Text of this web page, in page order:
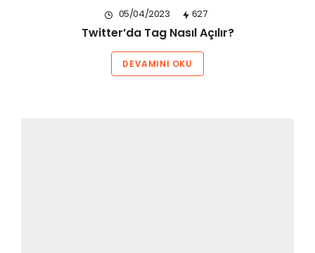
05/04/2023 627
Twitter’da Tag Nasıl Açılır?
DEVAMINI OKU